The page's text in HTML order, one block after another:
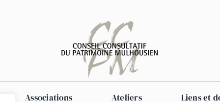
Associations Ateliers Liens et